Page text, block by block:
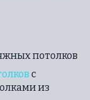
потолков
с
из